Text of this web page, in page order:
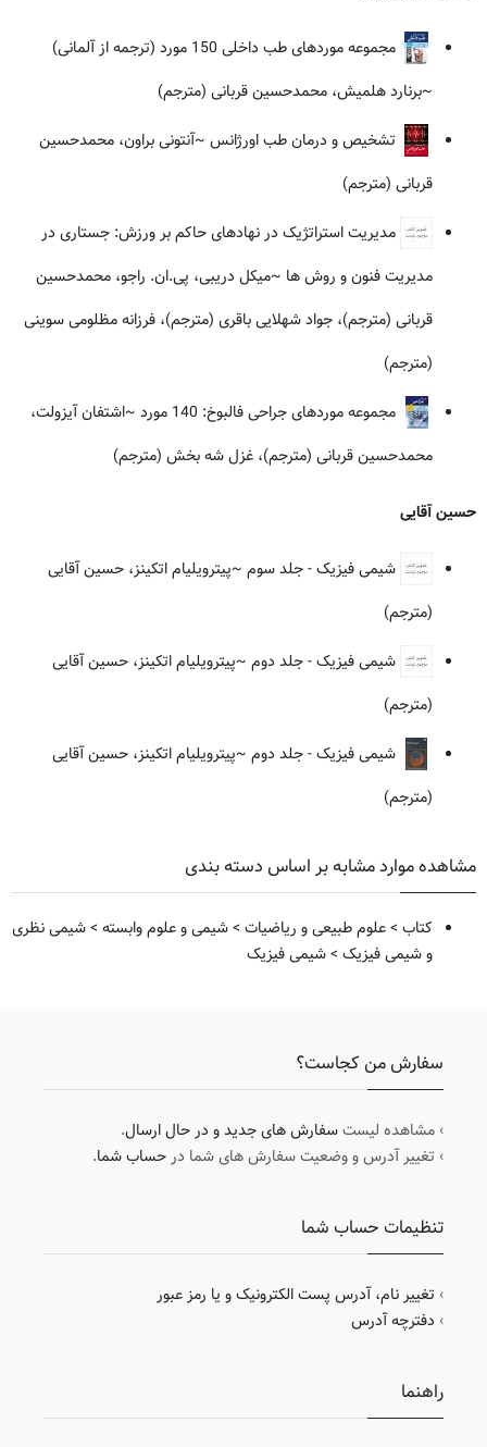
مجموعه موردهای طب داخلی 150 مورد (ترجمه از آلمانی)
~برنارد هلمیش، محمدحسین قربانی (مترجم)
تشخیص و درمان طب اورژانس ~آنتونی براون، محمدحسین
قربانی (مترجم)
مدیریت استراتژیک در نهادهای حاکم بر ورزش: جستاری در
مدیریت فنون و روش ها ~میکل دریبی، پی.ان. راجو، محمدحسین
قربانی (مترجم)، جواد شهلایی باقری (مترجم)، فرزانه مظلومی سوینی
(مترجم)
مجموعه موردهای جراحی فالبوخ: 140 مورد
~اشتفان آیزولت،
محمدحسین قربانی (مترجم)، غزل شه بخش (مترجم)
حسین آقایی
شیمی فیزیک - جلد سوم ~پیترویلیام اتکینز، حسین آقایی
(مترجم)
شیمی فیزیک - جلد دوم ~پیترویلیام اتکینز، حسین آقایی
(مترجم)
شیمی فیزیک - جلد دوم ~پیترویلیام اتکینز، حسین آقایی
(مترجم)
مشاهده موارد مشابه بر اساس دسته بندی
کتاب >علوم طبیعی و ریاضیات >شیمی و علوم وابسته >شیمی نظری
و شیمی فیزیک >شیمی فیزیک
سفارش من کجاست؟
› مشاهده لیستسفارش های جدید و در حال ارسال.
› تغییر آدرس و وضعیت سفارش های شما درحساب شما.
تنظیمات حساب شما
› تغییر نام، آدرس پست الکترونیک و یا رمز عبور
› دفترچه آدرس
راهنما